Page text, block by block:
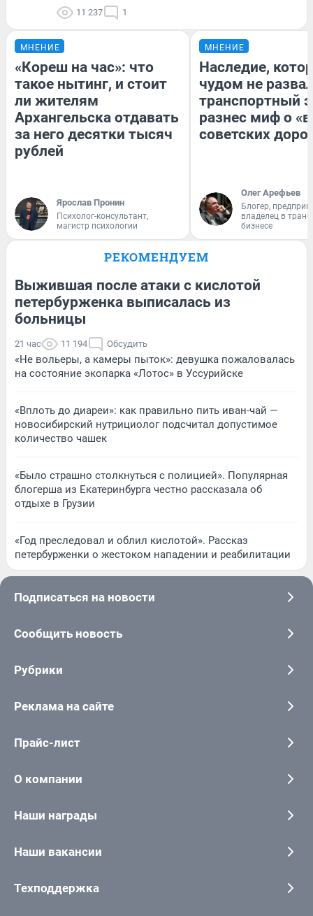
11 237 1
МНЕНИЕ
«Кореш на час»: что
такое нытинг, и стоит
ли жителям
Архангельска отдавать
за него десятки тысяч
рублей
Ярослав Пронин
Психолог-консультант,
магистр психологии
МНЕНИЕ
Наследие,
чудом не
транспортный
разнес миф о
советских
Олег Арефьев
Блогер,
владелец в
бизнесе
РЕКОМЕНДУЕМ
Выжившая после атаки с кислотой
петербурженка выписалась из
больницы
21 час 11 194 Обсудить
«Не вольеры, а камеры пыток»: девушка пожаловалась
на состояние экопарка «Лотос» в Уссурийске
«Вплоть до диареи»: как правильно пить иван-чай —
новосибирский нутрициолог подсчитал допустимое
количество чашек
«Было страшно столкнуться с полицией». Популярная
блогерша из Екатеринбурга честно рассказала об
отдыхе в Грузии
«Год преследовал и облил кислотой». Рассказ
петербурженки о жестоком нападении и реабилитации
Подписаться на новости
Сообщить новость
Рубрики
Реклама на сайте
Прайс-лист
О компании
Наши награды
Наши вакансии
Техподдержка